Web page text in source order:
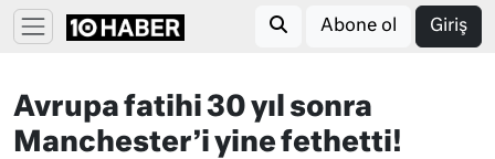
Abone ol Giriş
Avrupa fatihi 30 yıl sonra
Manchester’i yine fethetti!